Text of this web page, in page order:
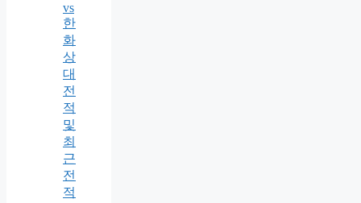
vs
한
화
상
대
전
적
및
최
근
전
적